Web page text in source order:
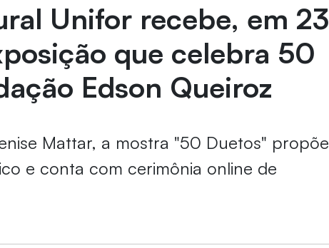
Unifor recebe, em 23
que celebra 50
Edson Queiroz
Mattar, a mostra "50 Duetos" propõe
e conta com cerimônia online de